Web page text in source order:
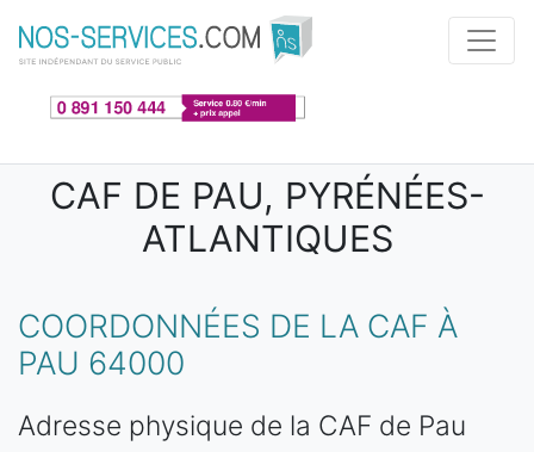
Aller au contenu principal
CAF DE PAU, PYRÉNÉES-
ATLANTIQUES
COORDONNÉES DE LA CAF À
PAU 64000
Adresse physique de la CAF de Pau